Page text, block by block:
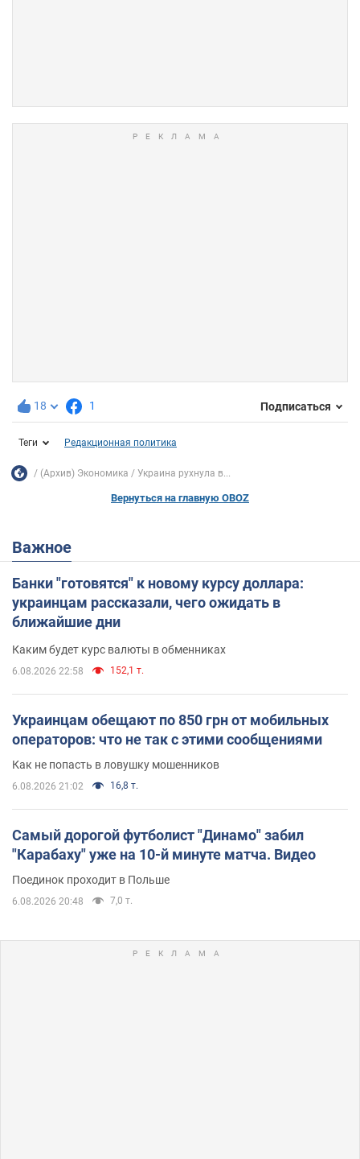
18 1 Подписаться
Теги Редакционная политика
(Архив) Экономика Украина рухнула в...
Вернуться на главную OBOZ
Важное
Банки "готовятся" к новому курсу доллара:
украинцам рассказали, чего ожидать в
ближайшие дни
Каким будет курс валюты в обменниках
6.08.2026 22:58 152,1 т.
Украинцам обещают по 850 грн от мобильных
операторов: что не так с этими сообщениями
Как не попасть в ловушку мошенников
6.08.2026 21:02 16,8 т.
Самый дорогой футболист "Динамо" забил
"Карабаху" уже на 10-й минуте матча. Видео
Поединок проходит в Польше
6.08.2026 20:48 7,0 т.